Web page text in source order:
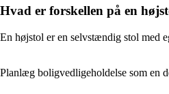
Hvad er forskellen på en
En højstol er en selvstændig stol med
Planlæg boligvedligeholdelse som en